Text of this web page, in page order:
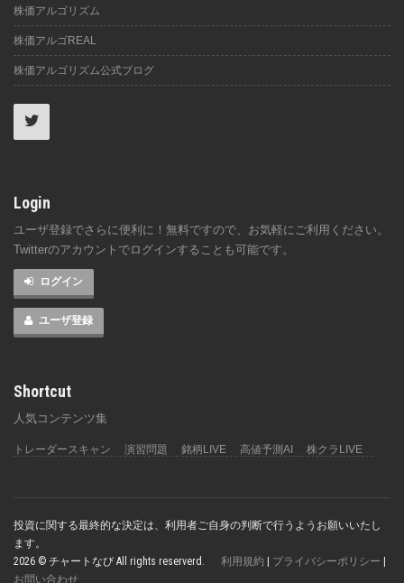
株価アルゴリズム
株価アルゴREAL
株価アルゴリズム公式ブログ
Login
ユーザ登録でさらに便利に！無料ですので、お気軽にご利用ください。
Twitterのアカウントでログインすることも可能です。
ログイン
ユーザ登録
Shortcut
人気コンテンツ集
トレーダースキャン 演習問題 銘柄LIVE 高値予測AI 株クラLIVE
投資に関する最終的な決定は、利用者ご自身の判断で行うようお願いいたし
ます。
2026 © チャートなび All rights reserverd. 利用規約 プライバシーポリシー
お問い合わせ